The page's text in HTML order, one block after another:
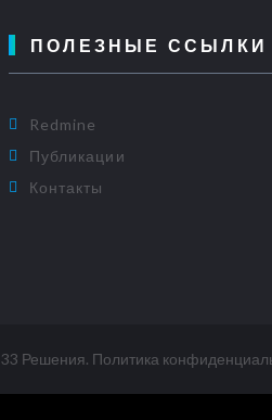
ПОЛЕЗНЫЕ ССЫЛКИ
Redmine
Публикации
Контакты
33 Решения. Политика